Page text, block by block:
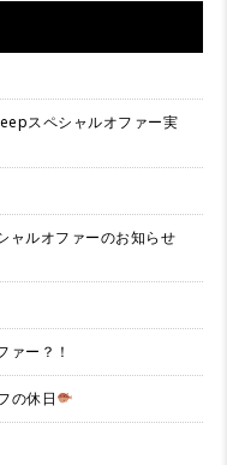
スペシャルオファー実
ャルオファーのお知らせ
ァー？！
の休日